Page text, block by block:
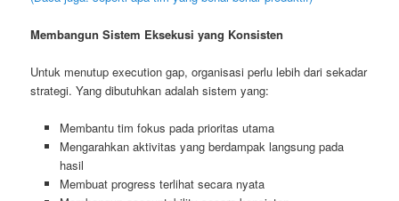
Membangun Sistem Eksekusi yang Konsisten
Untuk menutup execution gap, organisasi perlu lebih dari sekadar
strategi. Yang dibutuhkan adalah sistem yang:
Membantu tim fokus pada prioritas utama
Mengarahkan aktivitas yang berdampak langsung pada
hasil
Membuat progress terlihat secara nyata